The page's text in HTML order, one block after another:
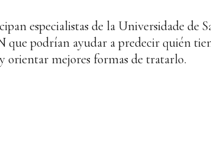
especialistas de la Universidade de
podrían ayudar a predecir quién
orientar mejores formas de tratarlo.